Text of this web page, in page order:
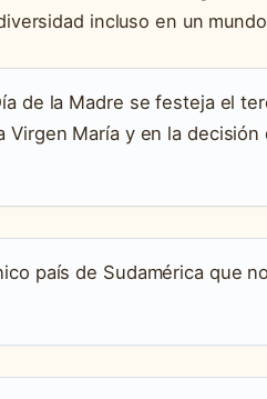
incluso en un
de la Madre se festeja el
Virgen María y en la decisión
país de Sudamérica que